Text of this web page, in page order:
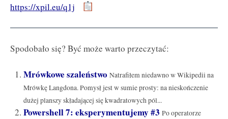
https://xpil.eu/q1j
Spodobało się? Być może warto przeczytać:
Mrówkowe szaleństwo Natrafiłem niedawno w Wikipedii na
Mrówkę Langdona. Pomysł jest w sumie prosty: na nieskończenie
dużej planszy składającej się kwadratowych pól...
Powershell 7: eksperymentujemy #3 Po operatorze